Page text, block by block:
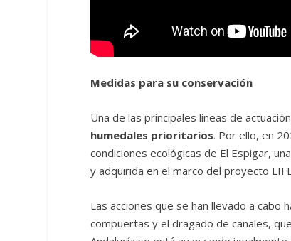
Medidas para su conservación
Una de las principales líneas de
humedales prioritarios. Por ello, en
condiciones ecológicas de El Espigar,
y adquirida en el marco del proyecto
Las acciones que se han llevado a cabo
compuertas y el dragado de canales,